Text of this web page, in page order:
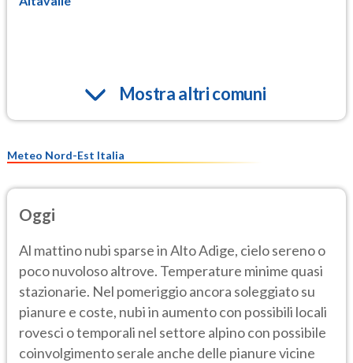
Mostra altri comuni
Meteo Nord-Est Italia
Oggi
Al mattino nubi sparse in Alto Adige, cielo sereno o
poco nuvoloso altrove. Temperature minime quasi
stazionarie. Nel pomeriggio ancora soleggiato su
pianure e coste, nubi in aumento con possibili locali
rovesci o temporali nel settore alpino con possibile
coinvolgimento serale anche delle pianure vicine